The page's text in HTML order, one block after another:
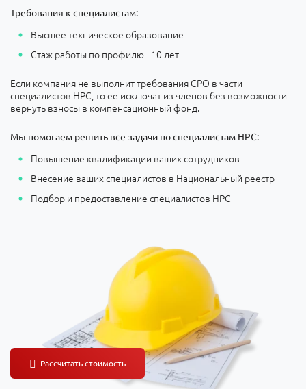
Требования к специалистам:
Высшее техническое образование
Стаж работы по профилю - 10 лет
Если компания не выполнит требования СРО в части
специалистов НРС, то ее исключат из членов без возможности
вернуть взносы в компенсационный фонд.
Мы помогаем решить все задачи по специалистам НРС:
Повышение квалификации ваших сотрудников
Внесение ваших специалистов в Национальный реестр
Подбор и предоставление специалистов НРС